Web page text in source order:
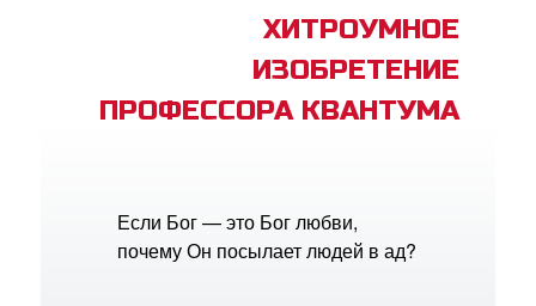
ХИТРОУМНОЕ
ИЗОБРЕТЕНИЕ
ПРОФЕССОРА КВАНТУМА
Если Бог — это Бог любви,
почему Он посылает людей в ад?